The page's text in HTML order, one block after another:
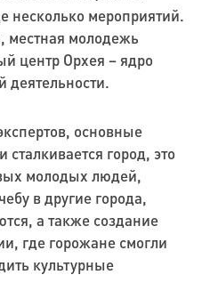
несколько мероприятий.
местная молодежь
центр Орхея – ядро
деятельности.
основные
сталкивается город, это
молодых людей,
в другие города,
а также создание
где горожане смогли
культурные